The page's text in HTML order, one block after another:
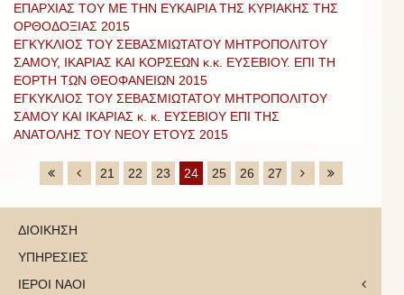
ΕΠΑΡΧΙΑΣ ΤΟΥ ΜΕ ΤΗΝ ΕΥΚΑΙΡΙΑ ΤΗΣ ΚΥΡΙΑΚΗΣ ΤΗΣ
ΟΡΘΟΔΟΞΙΑΣ 2015
ΕΓΚΥΚΛΙΟΣ ΤΟΥ ΣΕΒΑΣΜΙΩΤΑΤΟΥ ΜΗΤΡΟΠΟΛΙΤΟΥ
ΣΑΜΟΥ, ΙΚΑΡΙΑΣ ΚΑΙ ΚΟΡΣΕΩΝ κ.κ. ΕΥΣΕΒΙΟΥ. ΕΠΙ ΤΗ
ΕΟΡΤΗ ΤΩΝ ΘΕΟΦΑΝΕΙΩΝ 2015
ΕΓΚΥΚΛΙΟΣ ΤΟΥ ΣΕΒΑΣΜΙΩΤΑΤΟΥ ΜΗΤΡΟΠΟΛΙΤΟΥ
ΣΑΜΟΥ ΚΑΙ ΙΚΑΡΙΑΣ κ. κ. ΕΥΣΕΒΙΟΥ ΕΠΙ ΤΗΣ
ΑΝΑΤΟΛΗΣ ΤΟΥ ΝΕΟΥ ΕΤΟΥΣ 2015
21 22 23 24 25 26 27
ΔΙΟΙΚΗΣΗ
ΥΠΗΡΕΣΙΕΣ
ΙΕΡΟΙ ΝΑΟΙ